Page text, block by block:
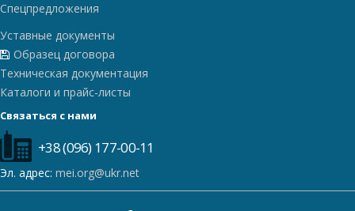
Спецпредложения
Уставные документы
Образец договора
Техническая документация
Каталоги и прайс-листы
Связаться с нами
+38 (096) 177-00-11
Эл. адрес: mei.org@ukr.net